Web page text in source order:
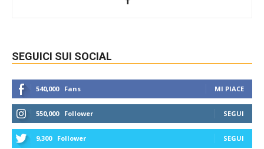
SEGUICI SUI SOCIAL
540,000 Fans MI PIACE
550,000 Follower SEGUI
9,300 Follower SEGUI